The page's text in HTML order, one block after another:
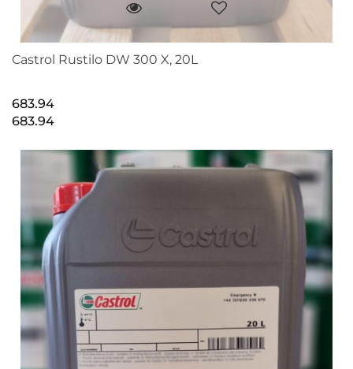
Castrol Rustilo DW 300 X, 20L
683.94
683.94